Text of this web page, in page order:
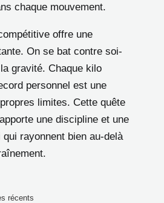
chaque mouvement.
offre une
On se bat contre soi-
gravité. Chaque kilo
personnel est une
limites. Cette quête
une discipline et une
rayonnent bien au-delà
récents